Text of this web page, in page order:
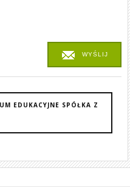
WYŚLIJ
EDUKACYJNE SPÓŁKA Z